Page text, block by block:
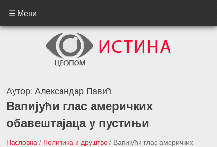
☰ Мени
Аутор:Александар Павић
Вапијући глас америчких
обавештајаца у пустињи
Насловна / Политика и друштво / Вапијући глас америчких